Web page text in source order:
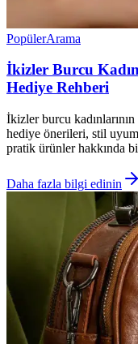
PopülerArama
İkizler Burcu
Hediye Rehberi
İkizler burcu
hediye önerileri, stil
pratik ürünler hakkında
Daha fazla bilgi edinin